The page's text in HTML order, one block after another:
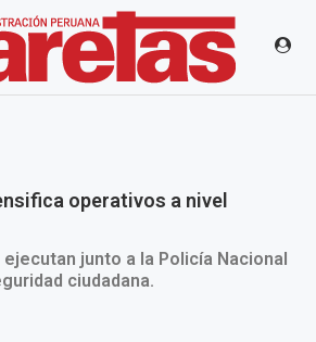
operativos a nivel
junto a la Policía Nacional
ciudadana.